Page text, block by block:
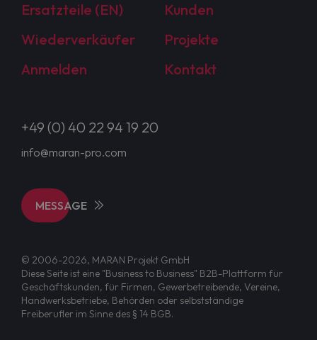
Ersatzteile (EN)
Kunden
Wiederverkäufer
Projekte
Anmelden
Kontakt
+49 (0) 40 22 94 19 20
info@maran-pro.com
MESSAGE
© 2006-2026, MARAN Projekt GmbH
Diese Seite ist eine "Business to Business" B2B-Plattform für
Geschäftskunden, für Firmen, Gewerbetreibende, Vereine,
Handwerksbetriebe, Behörden oder selbstständige
Freiberufler im Sinne des § 14 BGB.